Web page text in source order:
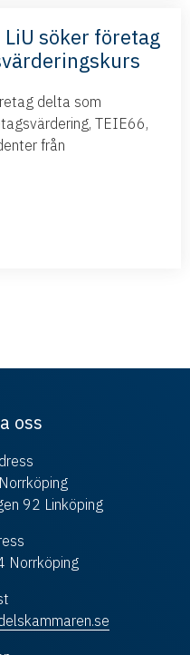
söker företag
delta som
TEIE66,
från
oss
92 Linköping
Norrköping